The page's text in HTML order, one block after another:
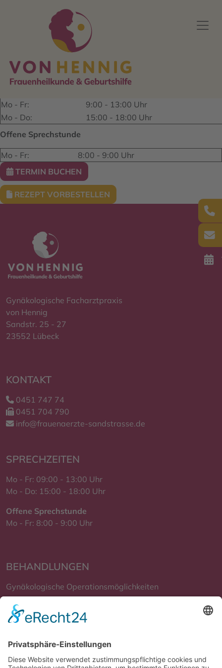
Standort / Adresse
Sandstraße 25-27
23552 Lübeck
0451 747 74
E-Mail schreiben
Unsere Sprechzeiten
Mo - Fr:
9:00 - 13:00 Uhr
Mo - Do:
15:00 - 18:00 Uhr
Offene Sprechstunde
Mo - Fr:
8:00 - 9:00 Uhr
TERMIN BUCHEN
REZEPT VORBESTELLEN
Gynäkologische Facharztpraxis
von Hennig
Sandstr. 25 - 27
23552 Lübeck
KONTAKT
0451 747 74
0451 704 790
info@frauenaerzte-sandstrasse.de
SPRECHZEITEN
Mo - Fr: 09:00 - 13:00 Uhr
Mo - Do: 15:00 - 18:00 Uhr
Offene Sprechstunde
Mo - Fr: 8:00 - 9:00 Uhr
BEHANDLUNGEN
Gynäkologische Operationsmöglichkeiten
Schwangerschaft und Geburt
Krebsvorsorge und Früherkennung
Wechseljahre und Hormonersatztherapie
Krebsbehandlung und Nachsorge